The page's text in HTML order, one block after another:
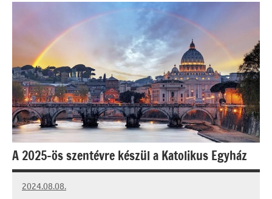
A 2025-ös szentévre készül a Katolikus Egyház
2024.08.08.
kovacs.agi